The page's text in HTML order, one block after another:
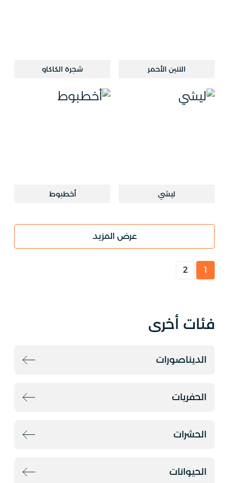
التنين الأحمر شجرة الكاكاو
ليشي أخطبوط
عرض المزيد
1
2
فئات أخرى
الديناصورات
الحفريات
الحشرات
الحيوانات